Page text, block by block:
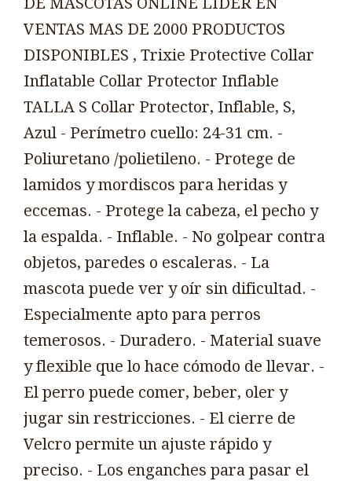
VENTAS MAS DE 2000 PRODUCTOS
DISPONIBLES , Trixie Protective Collar
Inflatable Collar Protector Inflable
TALLA S Collar Protector, Inflable, S,
Azul - Perímetro cuello: 24-31 cm. -
Poliuretano /polietileno. - Protege de
lamidos y mordiscos para heridas y
eccemas. - Protege la cabeza, el pecho y
la espalda. - Inflable. - No golpear contra
objetos, paredes o escaleras. - La
mascota puede ver y oír sin dificultad. -
Especialmente apto para perros
temerosos. - Duradero. - Material suave
y flexible que lo hace cómodo de llevar. -
El perro puede comer, beber, oler y
jugar sin restricciones. - El cierre de
Velcro permite un ajuste rápido y
preciso. - Los enganches para pasar el